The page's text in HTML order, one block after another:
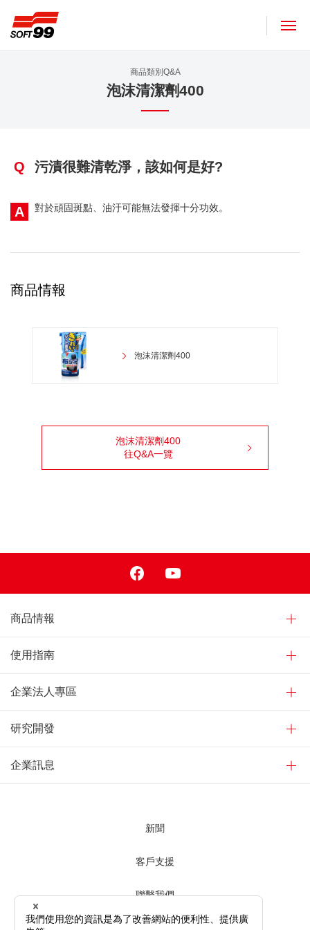
商品類別Q&A
泡沫清潔劑400
Q 污漬很難清乾淨，該如何是好?
A 對於頑固斑點、油汙可能無法發揮十分功效。
商品情報
泡沫清潔劑400
泡沫清潔劑400
往Q&A一覽
商品情報
使用指南
企業法人專區
研究開發
企業訊息
新聞
客戶支援
聯繫我們